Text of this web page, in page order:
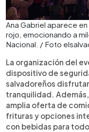
Ana Gabriel aparece
rojo, emocionando a
Nacional. / Foto
La organización del
dispositivo de
salvadoreños
tranquilidad.
amplia oferta de
frituras y opciones
con bebidas para